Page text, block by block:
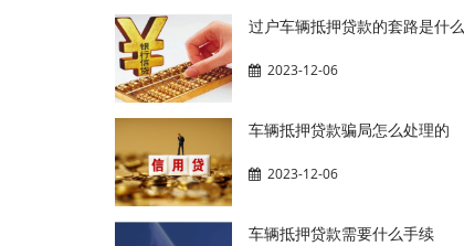
过户车辆抵押贷款的套路是什么
2023-12-06
车辆抵押贷款骗局怎么处理的
2023-12-06
车辆抵押贷款需要什么手续